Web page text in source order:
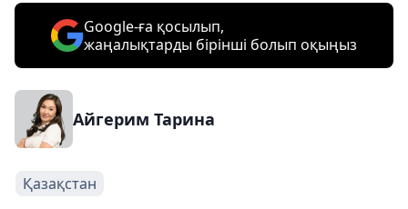
Google-ға қосылып,
жаңалықтарды бірінші болып оқыңыз
Айгерим Тарина
Қазақстан